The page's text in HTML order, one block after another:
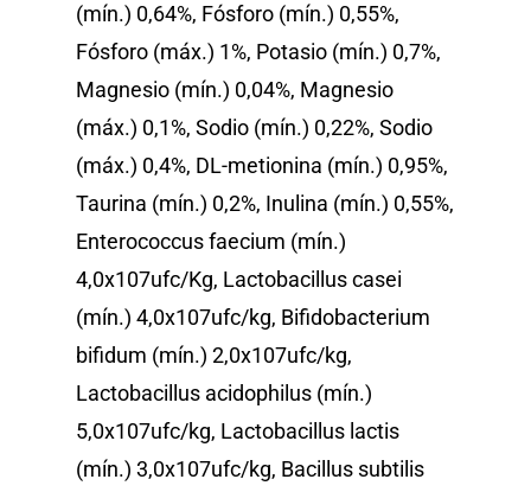
(mín.) 0,64%, Fósforo (mín.) 0,55%,
Fósforo (máx.) 1%, Potasio (mín.) 0,7%,
Magnesio (mín.) 0,04%, Magnesio
(máx.) 0,1%, Sodio (mín.) 0,22%, Sodio
(máx.) 0,4%, DL-metionina (mín.) 0,95%,
Taurina (mín.) 0,2%, Inulina (mín.) 0,55%,
Enterococcus faecium (mín.)
4,0x107ufc/Kg, Lactobacillus casei
(mín.) 4,0x107ufc/kg, Bifidobacterium
bifidum (mín.) 2,0x107ufc/kg,
Lactobacillus acidophilus (mín.)
5,0x107ufc/kg, Lactobacillus lactis
(mín.) 3,0x107ufc/kg, Bacillus subtilis